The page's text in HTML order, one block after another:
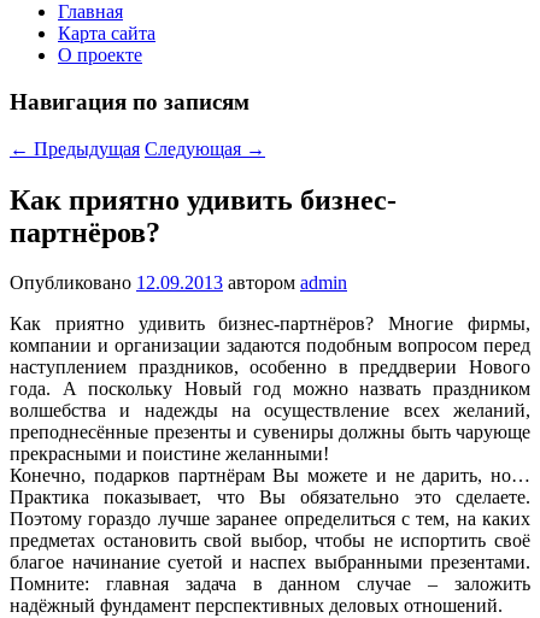
Главная
Карта сайта
О проекте
Навигация по записям
← Предыдущая Следующая →
Как приятно удивить бизнес-
партнёров?
Опубликовано 12.09.2013 автором admin
Как приятно удивить бизнес-партнёров? Многие фирмы,
компании и организации задаются подобным вопросом перед
наступлением праздников, особенно в преддверии Нового
года. А поскольку Новый год можно назвать праздником
волшебства и надежды на осуществление всех желаний,
преподнесённые презенты и сувениры должны быть чарующе
прекрасными и поистине желанными!
Конечно, подарков партнёрам Вы можете и не дарить, но…
Практика показывает, что Вы обязательно это сделаете.
Поэтому гораздо лучше заранее определиться с тем, на каких
предметах остановить свой выбор, чтобы не испортить своё
благое начинание суетой и наспех выбранными презентами.
Помните: главная задача в данном случае – заложить
надёжный фундамент перспективных деловых отношений.